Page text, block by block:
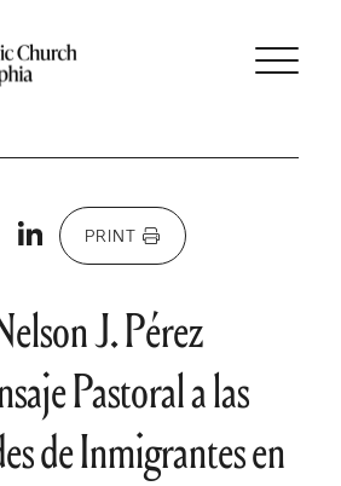
X LinkedIn
PRINT
J. Pérez
Pastoral a las
de Inmigrantes en